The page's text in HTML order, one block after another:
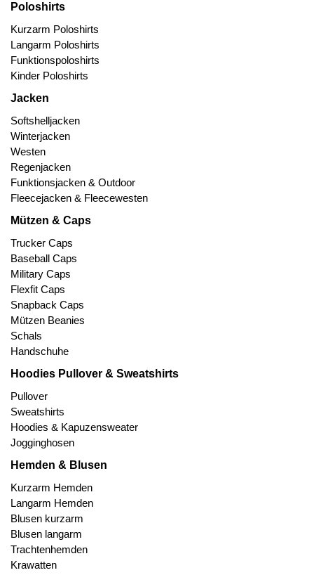
Poloshirts
Kurzarm Poloshirts
Langarm Poloshirts
Funktionspoloshirts
Kinder Poloshirts
Jacken
Softshelljacken
Winterjacken
Westen
Regenjacken
Funktionsjacken & Outdoor
Fleecejacken & Fleecewesten
Mützen & Caps
Trucker Caps
Baseball Caps
Military Caps
Flexfit Caps
Snapback Caps
Mützen Beanies
Schals
Handschuhe
Hoodies Pullover & Sweatshirts
Pullover
Sweatshirts
Hoodies & Kapuzensweater
Jogginghosen
Hemden & Blusen
Kurzarm Hemden
Langarm Hemden
Blusen kurzarm
Blusen langarm
Trachtenhemden
Krawatten